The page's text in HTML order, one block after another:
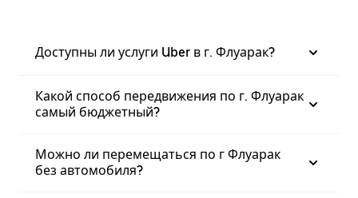
Доступны ли услуги Uber в г. Флуарак?
Какой способ передвижения по г. Флуарак
самый бюджетный?
Можно ли перемещаться по г Флуарак
без автомобиля?